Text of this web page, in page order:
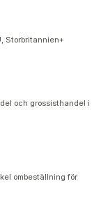
Storbritannien+
och grossisthandel i
ombeställning för